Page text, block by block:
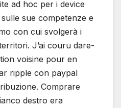
ad hoc per i device
sue competenze e
con cui svolgerà i
J’ai couru dare-
voisine pour en
ripple con paypal
Comprare
destro era